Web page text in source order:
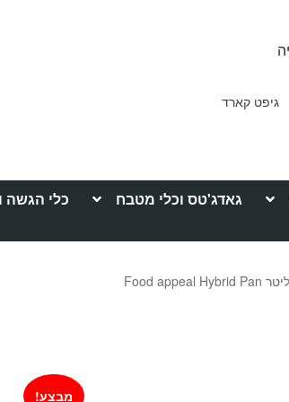
גיפט קארד
גאדג'טס וכלי מטבח כלי הגשה
מבצע!